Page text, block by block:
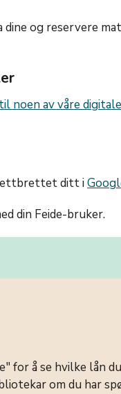
og reservere
noen av våre
ditt i
din Feide-bruker.
for å se hvilke lån
om du har